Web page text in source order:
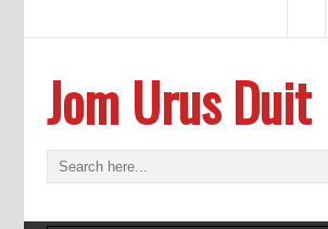
Jom Urus Duit